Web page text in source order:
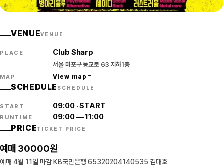
VENUEVENUE
PLACE Club Sharp
서울 마포구 동교로 63 지하1층
MAP View map
SCHEDULE SCHEDULE
START 09:00·START
RUNTIME 09:00—11:00
PRICETICKET PRICE
예매 30000원
예매 4월 11일 마감 KB국민은행 65320204140535 김대호